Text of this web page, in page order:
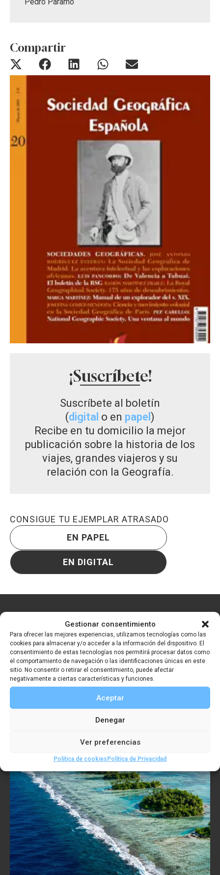
Gestionar consentimiento
Para ofrecer las mejores experiencias, utilizamos tecnologías como las
cookies para almacenar y/o acceder a la información del dispositivo. El
consentimiento de estas tecnologías nos permitirá procesar datos como
el comportamiento de navegación o las identificaciones únicas en este
sitio. No consentir o retirar el consentimiento, puede afectar
negativamente a ciertas características y funciones.
Aceptar
Denegar
Ver preferencias
Política de cookies Política de Privacidad
¡Suscríbete!
Suscríbete al boletín
(digital o en papel )
Recibe en tu domicilio la mejor
publicación sobre la historia de los
viajes, grandes viajeros y su
relación con la Geografía.
CONSIGUE TU EJEMPLAR ATRASADO
EN PAPEL
EN DIGITAL
Compartir
Otros boletines